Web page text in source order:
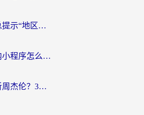
在海外听喜马拉雅总提示“地区限制”？3步轻松解除+听国内音乐全攻略
在国外登录不了国内小程序怎么办？选对回国加速器，轻松解锁国内资源
在美国怎么用酷我听周杰伦？3步搞定海外听歌难题